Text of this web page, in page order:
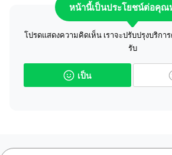
หน้านี้เป็นประโยชน์ต่อคุณ
โปรดแสดงความคิดเห็น เราจะปรับปรุงบริก
รับ
เป็น